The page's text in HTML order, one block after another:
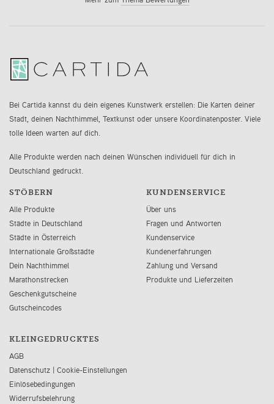
Bei Cartida kannst du dein eigenes Kunstwerk erstellen: Die Karten deiner
Stadt, deinen Nachthimmel, Textkunst oder unsere Koordinatenposter. Viele
tolle Ideen warten auf dich.
Alle Produkte werden nach deinen Wünschen individuell für dich in
Deutschland gedruckt.
STÖBERN
Alle Produkte
Städte in Deutschland
Städte in Österreich
Internationale Großstädte
Dein Nachthimmel
Marathonstrecken
Geschenkgutscheine
Gutscheincodes
KUNDENSERVICE
Über uns
Fragen und Antworten
Kundenservice
Kundenerfahrungen
Zahlung und Versand
Produkte und Lieferzeiten
KLEINGEDRUCKTES
AGB
Datenschutz | Cookie-Einstellungen
Einlösebedingungen
Widerrufsbelehrung